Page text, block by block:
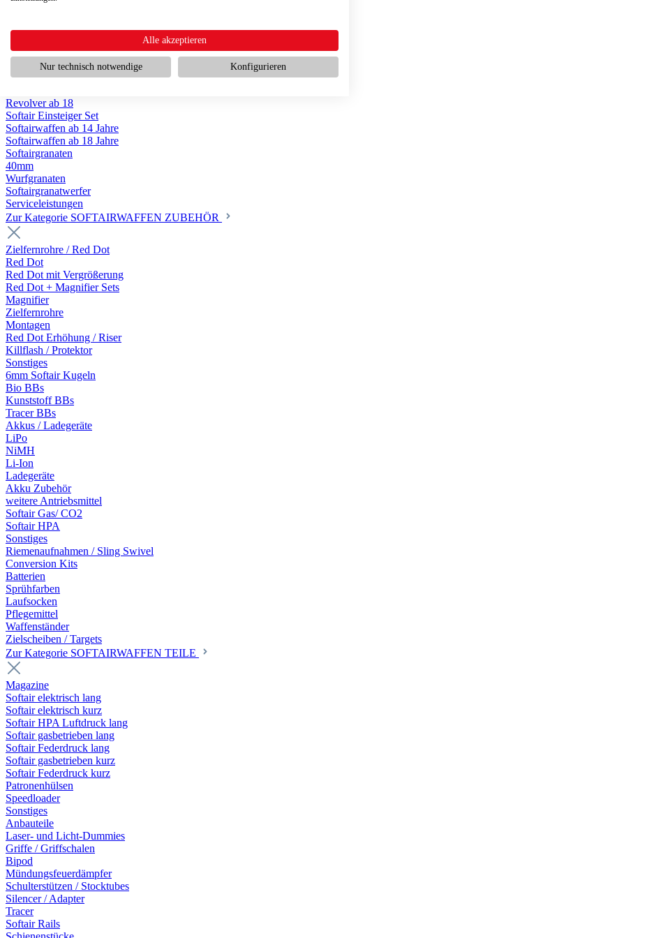
Scharfschützengewehr ab 18
Softair Pistolen
Softair Pistolen elektrisch ab 14
Softair Pistolen Federdruck ab 14
Softair Pistolen HPA Luftdruck ab 18
Revolver ab 18
Softair Einsteiger Set
Softairwaffen ab 14 Jahre
Softairwaffen ab 18 Jahre
Softairgranaten
40mm
Wurfgranaten
Softairgranatwerfer
Serviceleistungen
Zur Kategorie SOFTAIRWAFFEN ZUBEHÖR
Zielfernrohre / Red Dot
Red Dot
Red Dot mit Vergrößerung
Red Dot + Magnifier Sets
Magnifier
Zielfernrohre
Montagen
Red Dot Erhöhung / Riser
Killflash / Protektor
Sonstiges
6mm Softair Kugeln
Bio BBs
Kunststoff BBs
Tracer BBs
Akkus / Ladegeräte
LiPo
NiMH
Li-Ion
Ladegeräte
Akku Zubehör
weitere Antriebsmittel
Softair Gas/ CO2
Softair HPA
Sonstiges
Riemenaufnahmen / Sling Swivel
Conversion Kits
Batterien
Sprühfarben
Laufsocken
Pflegemittel
Waffenständer
Zielscheiben / Targets
Zur Kategorie SOFTAIRWAFFEN TEILE
Magazine
Softair elektrisch lang
Softair elektrisch kurz
Softair HPA Luftdruck lang
Softair gasbetrieben lang
Softair Federdruck lang
Softair gasbetrieben kurz
Softair Federdruck kurz
Patronenhülsen
Speedloader
Sonstiges
Anbauteile
Laser- und Licht-Dummies
Griffe / Griffschalen
Bipod
Mündungsfeuerdämpfer
Schulterstützen / Stocktubes
Silencer / Adapter
Tracer
Softair Rails
Alle akzeptieren
Nur technisch notwendige Konfigurieren